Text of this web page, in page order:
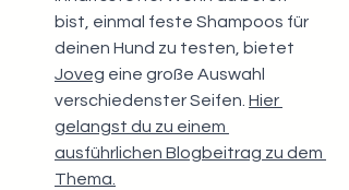
bist, einmal feste Shampoos für
deinen Hund zu testen, bietet
Joveg eine große Auswahl
verschiedenster Seifen. Hier
gelangst du zu einem
ausführlichen Blogbeitrag zu dem
Thema.